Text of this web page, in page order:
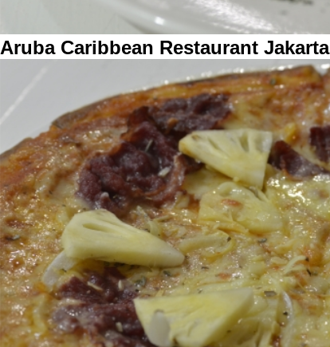
Aruba Caribbean Restaurant Jakarta